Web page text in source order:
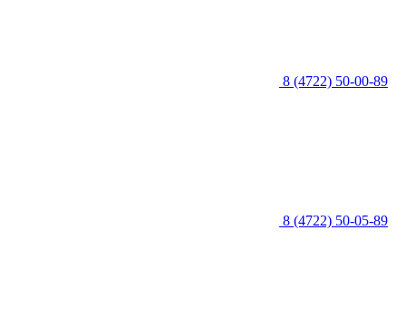
8 (4722) 50-00-89
8 (4722) 50-05-89